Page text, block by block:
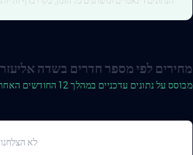
מחירים לפי מספר חדרים בשדה אליעזר
מבוסס על נתונים עדכניים במהלך 12 החודשים האחרונים
לא